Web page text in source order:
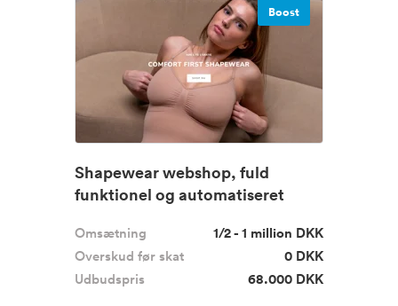
Boost
Shapewear webshop, fuld
funktionel og automatiseret
Omsætning
1/2 - 1 million DKK
Overskud før skat
0 DKK
Udbudspris
68.000 DKK